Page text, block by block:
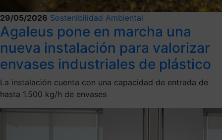
29/05/2026 Sostenibilidad Ambiental
Agaleus pone en marcha una
nueva instalación para valorizar
envases industriales de plástico
La instalación cuenta con una capacidad de entrada de
hasta 1.500 kg/h de envases